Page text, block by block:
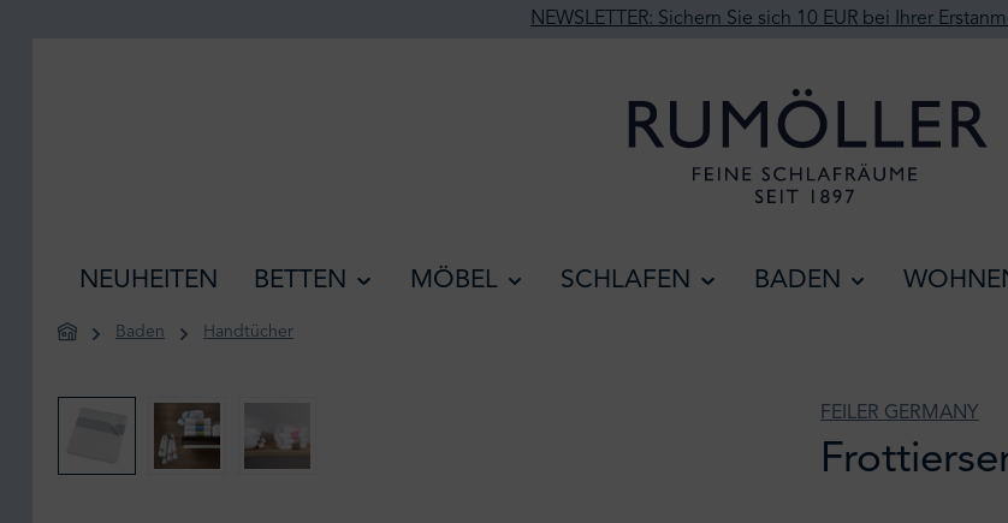
NEWSLETTER: Sichern Sie sich 10 EUR bei Ihrer
NEUHEITEN BETTEN MÖBEL SCHLAFEN BADEN
Baden Handtücher
FEILER GERMANY